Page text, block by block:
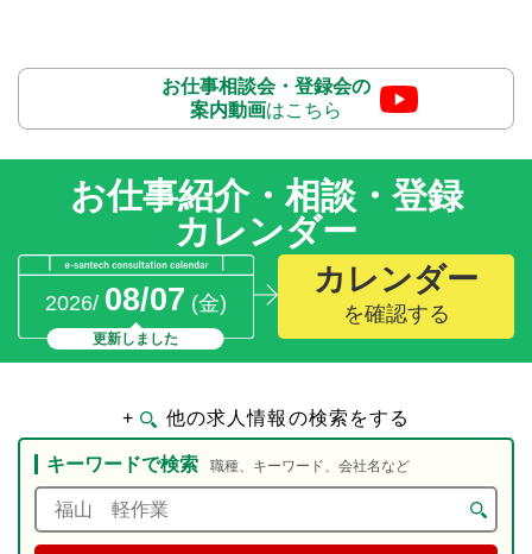
お仕事相談会・登録会の
案内動画はこちら
お仕事紹介・相談・登録
カレンダー
2026/ 08/07 (金)
更新しました
カレンダー
を確認する
+ 他の求人情報の検索をする
キーワードで検索 職種、キーワード、会社名など